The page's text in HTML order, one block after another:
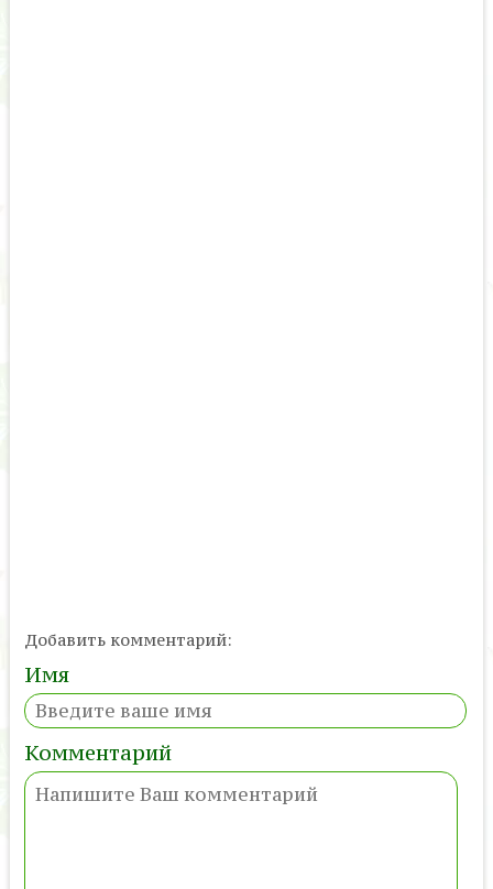
Добавить комментарий:
Имя
Комментарий